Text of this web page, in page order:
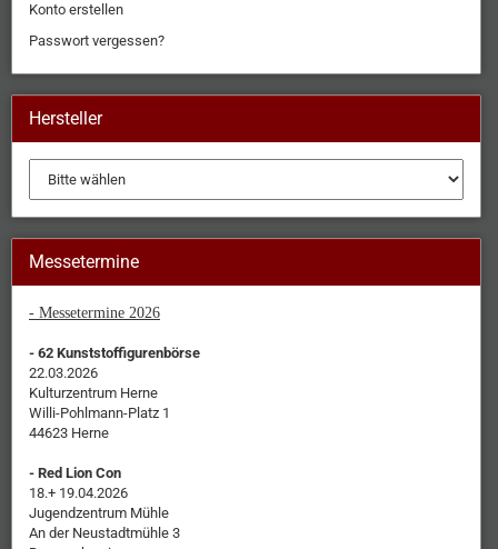
Konto erstellen
Passwort vergessen?
Hersteller
Messetermine
- Messetermine 2026
- 62 Kunststoffigurenbörse
22.03.2026
Kulturzentrum Herne
Willi-Pohlmann-Platz 1
44623 Herne
- Red Lion Con
18.+ 19.04.2026
Jugendzentrum Mühle
An der Neustadtmühle 3